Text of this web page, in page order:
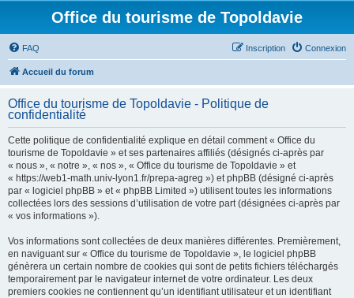
Office du tourisme de Topoldavie
FAQ Connexion
Inscription
Accueil du forum
Office du tourisme de Topoldavie - Politique de
confidentialité
Cette politique de confidentialité explique en détail comment « Office du
tourisme de Topoldavie » et ses partenaires affiliés (désignés ci-après par
« nous », « notre », « nos », « Office du tourisme de Topoldavie » et
« https://web1-math.univ-lyon1.fr/prepa-agreg ») et phpBB (désigné ci-après
par « logiciel phpBB » et « phpBB Limited ») utilisent toutes les informations
collectées lors des sessions d’utilisation de votre part (désignées ci-après par
« vos informations »).
Vos informations sont collectées de deux manières différentes. Premièrement,
en naviguant sur « Office du tourisme de Topoldavie », le logiciel phpBB
génèrera un certain nombre de cookies qui sont de petits fichiers téléchargés
temporairement par le navigateur internet de votre ordinateur. Les deux
premiers cookies ne contiennent qu’un identifiant utilisateur et un identifiant